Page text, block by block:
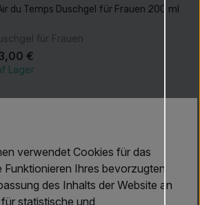
rose, brasilianisches
du Temps Duschgel für Frauen 200 ml
für Frauen
€
Lager
verwendet Cookies für das
Funktionieren Ihres bevorzugten
des Inhalts der Website an
statistische und